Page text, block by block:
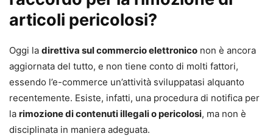
articoli pericolosi?
Oggi la direttiva sul commercio elettronico non è ancora
aggiornata del tutto, e non tiene conto di molti fattori,
essendo l’e-commerce un’attività sviluppatasi alquanto
recentemente. Esiste, infatti, una procedura di notifica per
la rimozione di contenuti illegali o pericolosi, ma non è
disciplinata in maniera adeguata.